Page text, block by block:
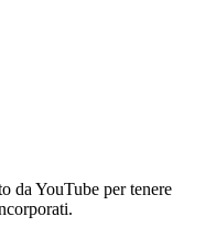
da YouTube per tenere